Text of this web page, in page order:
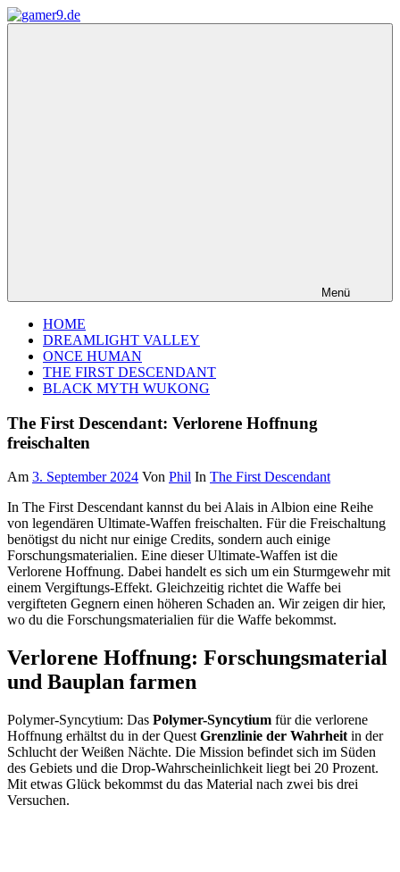
Zum
Inhalt
Menü
HOME
DREAMLIGHT VALLEY
ONCE HUMAN
THE FIRST DESCENDANT
BLACK MYTH WUKONG
The First Descendant: Verlorene Hoffnung
freischalten
Am 3. September 2024 Von Phil In The First Descendant
In The First Descendant kannst du bei Alais in Albion eine Reihe
von legendären Ultimate-Waffen freischalten. Für die Freischaltung
benötigst du nicht nur einige Credits, sondern auch einige
Forschungsmaterialien. Eine dieser Ultimate-Waffen ist die
Verlorene Hoffnung. Dabei handelt es sich um ein Sturmgewehr mit
einem Vergiftungs-Effekt. Gleichzeitig richtet die Waffe bei
vergifteten Gegnern einen höheren Schaden an. Wir zeigen dir hier,
wo du die Forschungsmaterialien für die Waffe bekommst.
Verlorene Hoffnung: Forschungsmaterial
und Bauplan farmen
Polymer-Syncytium: Das Polymer-Syncytium für die verlorene
Hoffnung erhältst du in der Quest Grenzlinie der Wahrheit in der
Schlucht der Weißen Nächte. Die Mission befindet sich im Süden
des Gebiets und die Drop-Wahrscheinlichkeit liegt bei 20 Prozent.
Mit etwas Glück bekommst du das Material nach zwei bis drei
Versuchen.